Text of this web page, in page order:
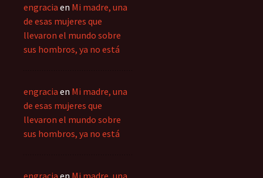
engracia en Mi madre, una
de esas mujeres que
llevaron el mundo sobre
sus hombros, ya no está
engracia en Mi madre, una
de esas mujeres que
llevaron el mundo sobre
sus hombros, ya no está
engracia en Mi madre, una